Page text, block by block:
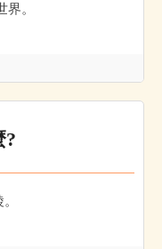
。
?